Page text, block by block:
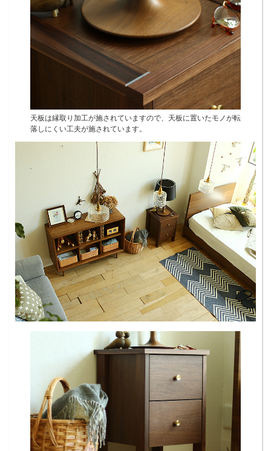
天板は縁取り加工が施されていますので、天板に置いたモノが転
落しにくい工夫が施されています。